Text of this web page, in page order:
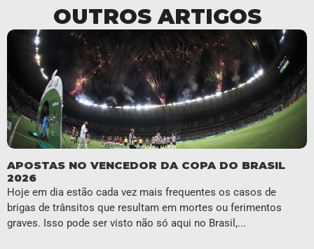
OUTROS ARTIGOS
APOSTAS NO VENCEDOR DA COPA DO BRASIL
2026
Hoje em dia estão cada vez mais frequentes os casos de
brigas de trânsitos que resultam em mortes ou ferimentos
graves. Isso pode ser visto não só aqui no Brasil,...